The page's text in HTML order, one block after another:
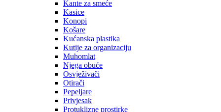
Kante za smeće
Kasice
Konopi
Košare
Kućanska plastika
Kutije za organizaciju
Muhomlat
Njega obuće
Osvježivači
Otirači
Pepeljare
Privjesak
Protuklizne prostirke